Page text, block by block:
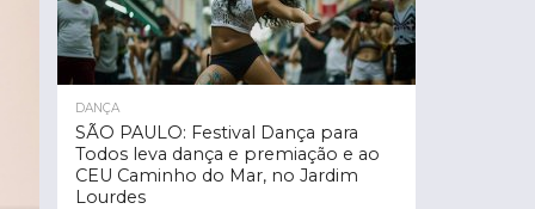
DANÇA
SÃO PAULO: Festival Dança para
Todos leva dança e premiação e ao
CEU Caminho do Mar, no Jardim
Lourdes